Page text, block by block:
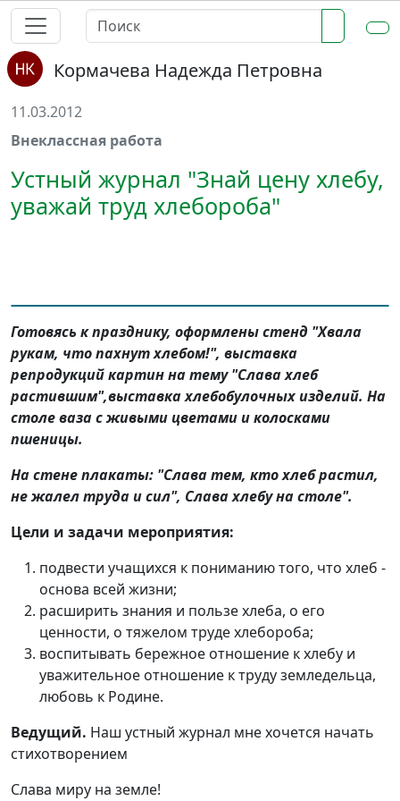
Кормачева Надежда Петровна
11.03.2012
Внеклассная работа
Устный журнал "Знай цену хлебу,
уважай труд хлебороба"
Готовясь к празднику, оформлены стенд "Хвала
рукам, что пахнут хлебом!", выставка
репродукций картин на тему "Слава хлеб
растившим",выставка хлебобулочных изделий. На
столе ваза с живыми цветами и колосками
пшеницы.
На стене плакаты: "Слава тем, кто хлеб растил,
не жалел труда и сил", Слава хлебу на столе".
Цели и задачи мероприятия:
подвести учащихся к пониманию того, что хлеб -
основа всей жизни;
расширить знания и пользе хлеба, о его
ценности, о тяжелом труде хлебороба;
воспитывать бережное отношение к хлебу и
уважительное отношение к труду земледельца,
любовь к Родине.
Ведущий. Наш устный журнал мне хочется начать
стихотворением
Слава миру на земле!